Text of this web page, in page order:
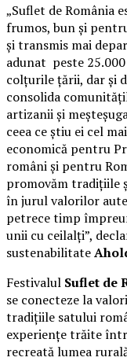
„Suflet de România
frumos, bun și
și transmis mai
adunat peste
colțurile țării, dar și
consolida
artizanii și
ceea ce știu ei cel
economică pentru
români și pentru
promovăm tradițiile
în jurul valorilor
petrece timp
unii cu ceilalți”,
sustenabilitate
Festivalul Suflet de
se conecteze la
tradițiile satului
experiențe trăite
recreată lumea